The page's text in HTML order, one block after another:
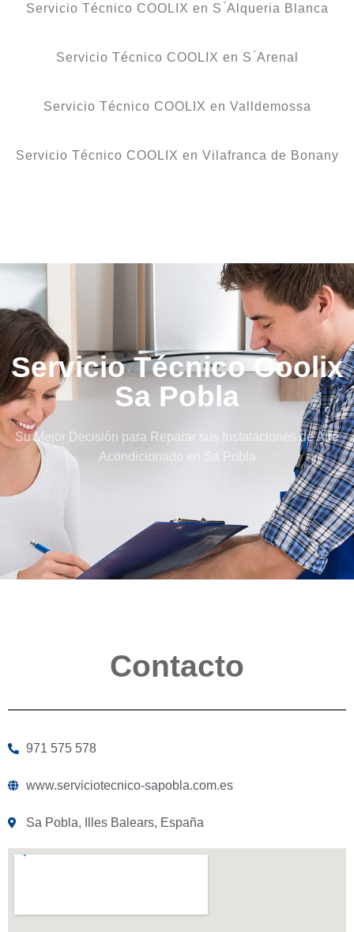
Servicio Técnico COOLIX en S ́Alqueria Blanca
Servicio Técnico COOLIX en S ́Arenal
Servicio Técnico COOLIX en Valldemossa
Servicio Técnico COOLIX en Vilafranca de Bonany
Servicio Técnico Coolix
Sa Pobla
Su Mejor Decisión para Reparar sus Instalaciones de Aire
Acondicionado en Sa Pobla
Contacto
971 575 578
www.serviciotecnico-sapobla.com.es
Sa Pobla, Illes Balears, España